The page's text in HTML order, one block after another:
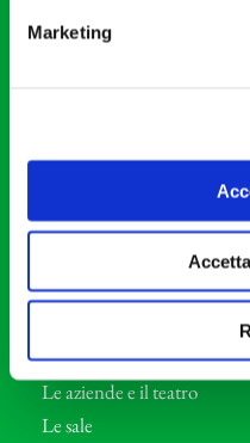
Marketing
Orchestra I
Direttore Artistico
Professori d’Orchestra
Eventi Corporate
Le aziende e il teatro
Le sale